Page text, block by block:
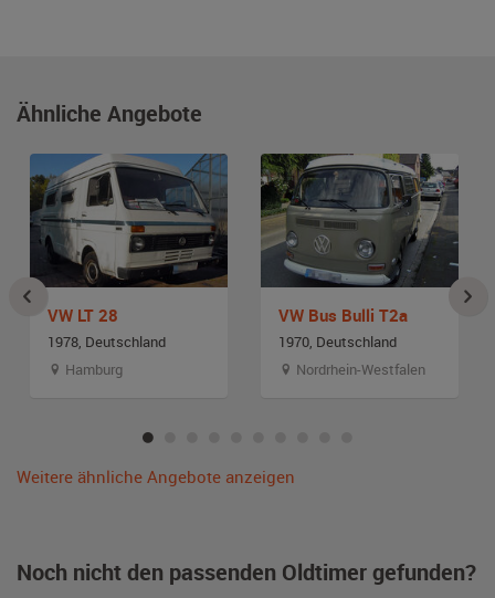
Ähnliche Angebote
VW LT 28
1978, Deutschland
Hamburg
VW Bus Bulli T2a
1970, Deutschland
Nordrhein-Westfalen
Weitere ähnliche Angebote anzeigen
Noch nicht den passenden Oldtimer gefunden?